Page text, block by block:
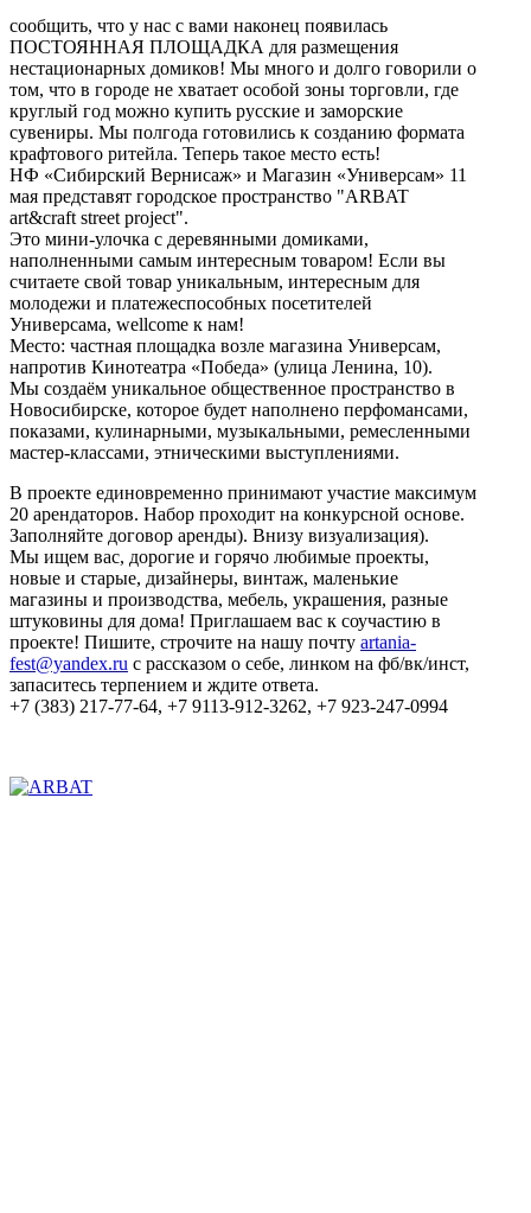
сообщить, что у нас с вами наконец появилась
ПОСТОЯННАЯ ПЛОЩАДКА для размещения
нестационарных домиков! Мы много и долго говорили о
том, что в городе не хватает особой зоны торговли, где
круглый год можно купить русские и заморские
сувениры. Мы полгода готовились к созданию формата
крафтового ритейла. Теперь такое место есть!
НФ «Сибирский Вернисаж» и Магазин «Универсам» 11
мая представят городское пространство "ARBAT
art&craft street project".
Это мини-улочка с деревянными домиками,
наполненными самым интересным товаром! Если вы
считаете свой товар уникальным, интересным для
молодежи и платежеспособных посетителей
Универсама, wellcome к нам!
Место: частная площадка возле магазина Универсам,
напротив Кинотеатра «Победа» (улица Ленина, 10).
Мы создаём уникальное общественное пространство в
Новосибирске, которое будет наполнено перфомансами,
показами, кулинарными, музыкальными, ремесленными
мастер-классами, этническими выступлениями.
В проекте единовременно принимают участие максимум
20 арендаторов. Набор проходит на конкурсной основе.
Заполняйте договор аренды). Внизу визуализация).
Мы ищем вас, дорогие и горячо любимые проекты,
новые и старые, дизайнеры, винтаж, маленькие
магазины и производства, мебель, украшения, разные
штуковины для дома! Приглашаем вас к соучастию в
проекте! Пишите, строчите на нашу почту artania-
fest@yandex.ru с рассказом о себе, линком на фб/вк/инст,
запаситесь терпением и ждите ответа.
+7 (383) 217-77-64, +7 9113-912-3262, +7 923-247-0994